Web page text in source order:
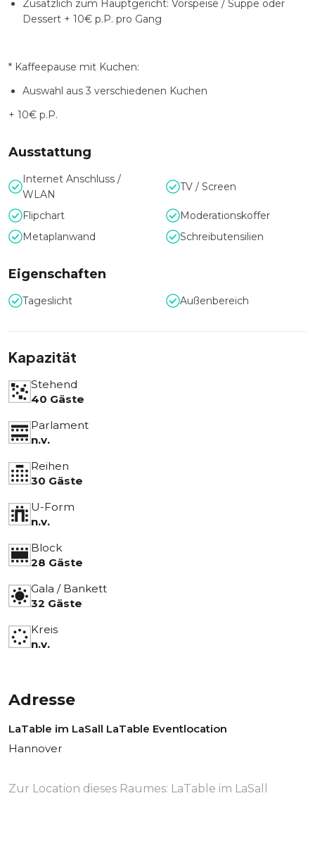
Zusätzlich zum Hauptgericht: Vorspeise / Suppe oder
Dessert + 10€ p.P. pro Gang
* Kaffeepause mit Kuchen:
Auswahl aus 3 verschiedenen Kuchen
+ 10€ p.P.
Ausstattung
Internet Anschluss /
WLAN
TV / Screen
Flipchart
Moderationskoffer
Metaplanwand
Schreibutensilien
Eigenschaften
Tageslicht Außenbereich
Kapazität
Stehend
40 Gäste
Parlament
n.v.
Reihen
30 Gäste
U-Form
n.v.
Block
28 Gäste
Gala / Bankett
32 Gäste
Kreis
n.v.
Adresse
LaTable im LaSall LaTable Eventlocation
Hannover
Zur Location dieses Raumes: LaTable im LaSall